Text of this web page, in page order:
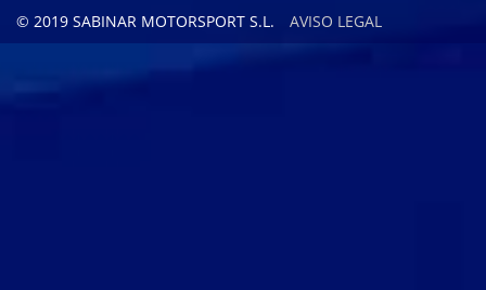
© 2019 SABINAR MOTORSPORT S.L.
AVISO LEGAL